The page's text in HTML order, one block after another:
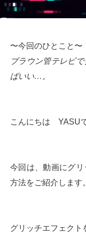
〜今回のひとこと〜
ブラウン管テレビ
ばいい…。
こんにちは YASUで
今回は、動画にグ
方法をご紹介します。
グリッチエフェクト